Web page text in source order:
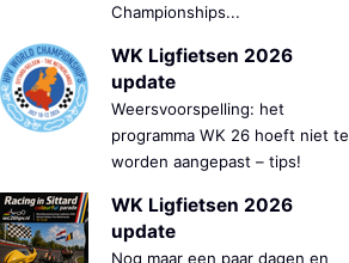
Championships...
WK Ligfietsen 2026
update
Weersvoorspelling: het
programma WK 26 hoeft niet te
worden aangepast – tips!
WK Ligfietsen 2026
update
Nog maar een paar dagen en